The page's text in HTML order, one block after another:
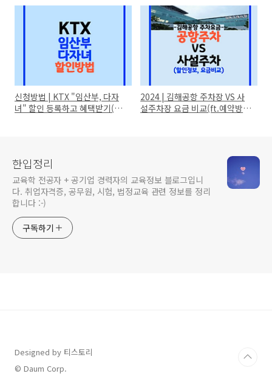
신청방법 | KTX "임산부, 다자
녀" 할인 등록하고 혜택받기(임
2024 | 김해공항 주차장 VS 사
설주차장 요금 비교(ft.예약방
한입정리
교육학 전공자 + 공기업 경력자의 교육정보 블로그입니
다. 취업자격증, 공무원, 시험, 법정교육 관련 정보를 정리
합니다 :-)
구독하기
Designed by 티스토리
© Daum Corp.